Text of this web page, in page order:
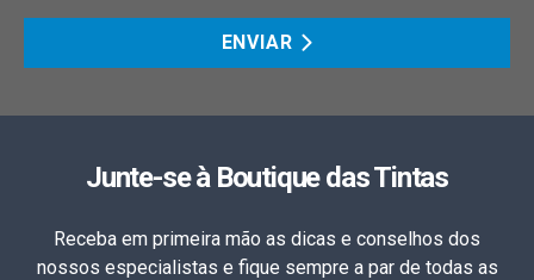
ENVIAR
Junte-se à Boutique das Tintas
Receba em primeira mão as dicas e conselhos dos
nossos especialistas e fique sempre a par de todas as